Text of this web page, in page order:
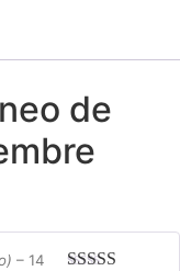
de
– 14